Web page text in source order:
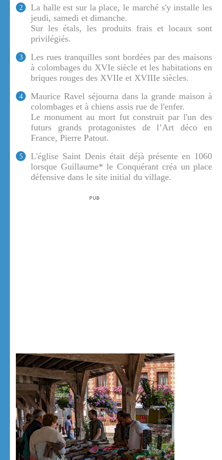
2
La halle est sur la place, le marché s'y installe les
jeudi, samedi et dimanche.
Sur les étals, les produits frais et locaux sont
privilégiés.
3
Les rues tranquilles sont bordées par des maisons
à colombages du XVIe siècle et les habitations en
briques rouges des XVIIe et XVIIIe siècles.
4
Maurice Ravel séjourna dans la grande maison à
colombages et à chiens assis rue de l'enfer.
Le monument au mort fut construit par l'un des
futurs grands protagonistes de l’Art déco en
France, Pierre Patout.
5
L'église Saint Denis était déjà présente en 1060
lorsque Guillaume* le Conquérant créa un place
défensive dans le site initial du village.